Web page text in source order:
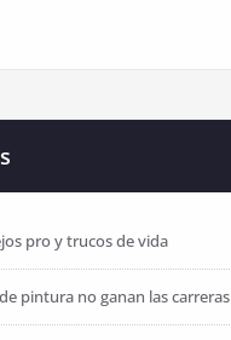
pro y trucos de vida
pintura no ganan las carreras